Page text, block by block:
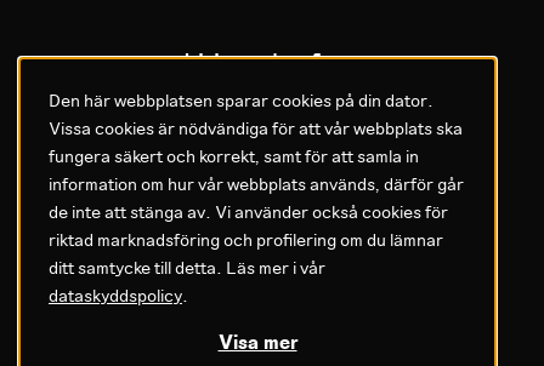
Den här webbplatsen sparar cookies på din dator.
Vissa cookies är nödvändiga för att vår webbplats ska
fungera säkert och korrekt, samt för att samla in
information om hur vår webbplats används, därför går
de inte att stänga av. Vi använder också cookies för
riktad marknadsföring och profilering om du lämnar
ditt samtycke till detta. Läs mer i vår
dataskyddspolicy.
Visa mer
Litium plattform
Varför Litium
Kom igång med Litium
GDPR & Agreements
Privacy policy
Legal